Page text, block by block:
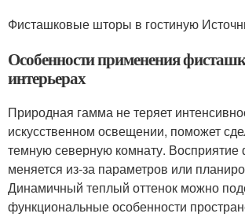
Фисташковые шторы в гостиную
Особенности применения
интерьерах
Природная гамма не теряет
искусственном освещении, поможет
темную северную комнату. Восприятие
меняется из-за параметров или
Динамичный теплый оттенок можно
функциональные особенности